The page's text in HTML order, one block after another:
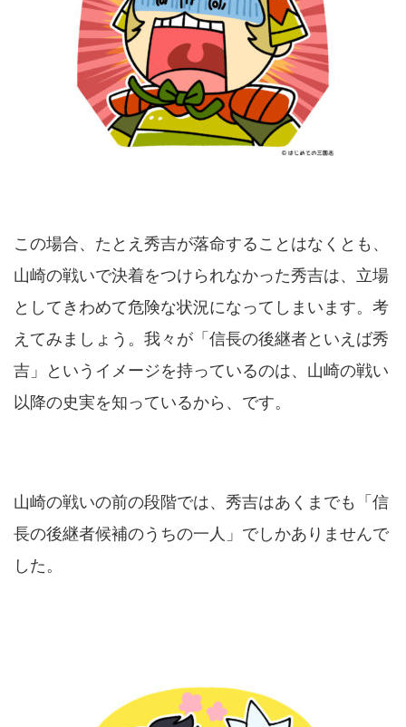
この場合、たとえ秀吉が落命することはなくとも、
山崎の戦いで決着をつけられなかった秀吉は、立場
としてきわめて危険な状況になってしまいます。考
えてみましょう。我々が「信長の後継者といえば秀
吉」というイメージを持っているのは、山崎の戦い
以降の史実を知っているから、です。
山崎の戦いの前の段階では、秀吉はあくまでも「信
長の後継者候補のうちの一人」でしかありませんで
した。